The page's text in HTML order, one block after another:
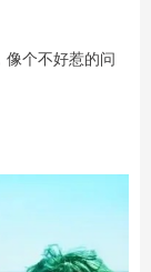
个不好惹的问